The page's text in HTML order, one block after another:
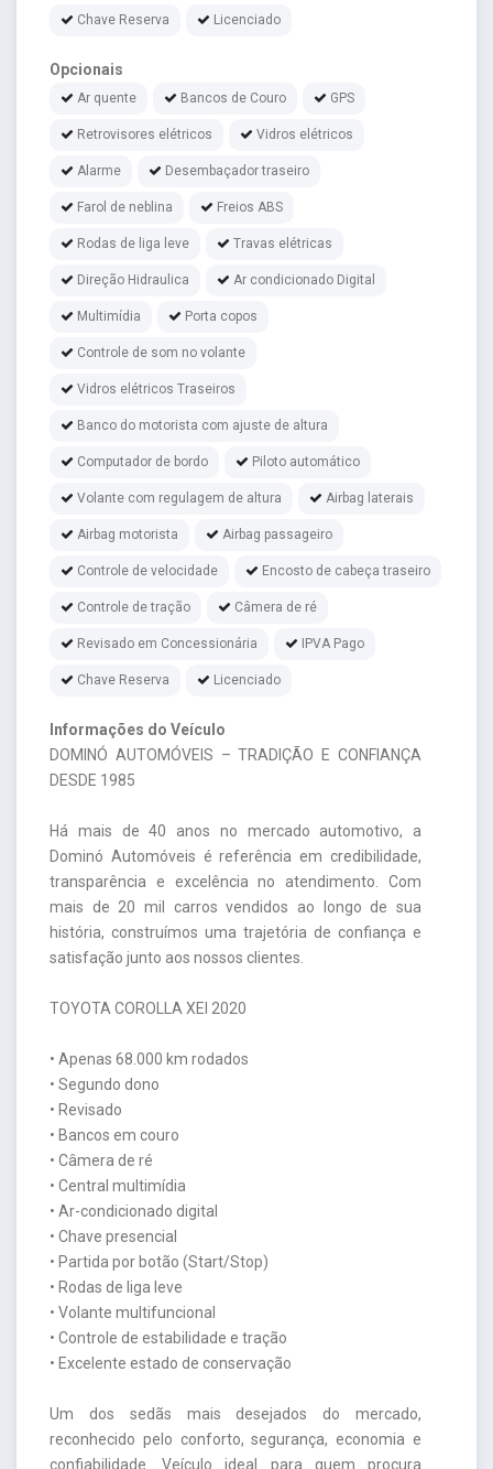
Chave Reserva Licenciado
Opcionais
Ar quente Bancos de Couro GPS
Retrovisores elétricos Vidros elétricos
Alarme Desembaçador traseiro
Farol de neblina Freios ABS
Rodas de liga leve Travas elétricas
Direção Hidraulica Ar condicionado Digital
Multimídia Porta copos
Controle de som no volante
Vidros elétricos Traseiros
Banco do motorista com ajuste de altura
Computador de bordo Piloto automático
Volante com regulagem de altura Airbag laterais
Airbag motorista Airbag passageiro
Controle de velocidade Encosto de cabeça traseiro
Controle de tração Câmera de ré
Revisado em Concessionária IPVA Pago
Chave Reserva Licenciado
Informações do Veículo
DOMINÓ AUTOMÓVEIS – TRADIÇÃO E CONFIANÇA
DESDE 1985
Há mais de 40 anos no mercado automotivo, a
Dominó Automóveis é referência em credibilidade,
transparência e excelência no atendimento. Com
mais de 20 mil carros vendidos ao longo de sua
história, construímos uma trajetória de confiança e
satisfação junto aos nossos clientes.
TOYOTA COROLLA XEI 2020
• Apenas 68.000 km rodados
• Segundo dono
• Revisado
• Bancos em couro
• Câmera de ré
• Central multimídia
• Ar-condicionado digital
• Chave presencial
• Partida por botão (Start/Stop)
• Rodas de liga leve
• Volante multifuncional
• Controle de estabilidade e tração
• Excelente estado de conservação
Um dos sedãs mais desejados do mercado,
reconhecido pelo conforto, segurança, economia e
confiabilidade. Veículo ideal para quem procura